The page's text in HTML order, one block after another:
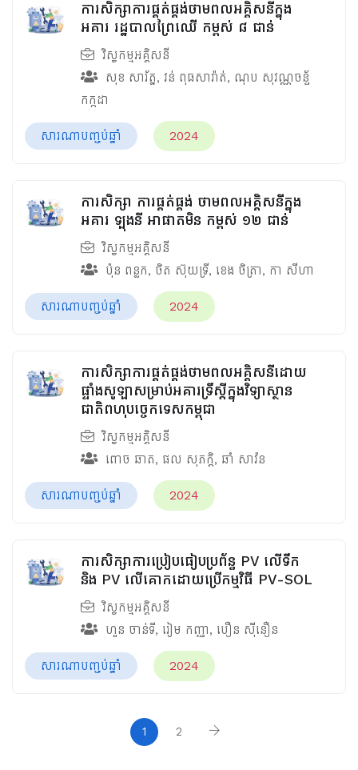
ការសិក្សាការផ្គត់ផ្គង់ថាមពលអគ្គិសនីក្នុង
អគារ រដ្ឋបាលព្រៃឈើ កម្ពស់ ៨ ជាន់
វិស្វកម្មអគ្គិសនី
សុខ សារ័ត្ន, វន់ ពុធសារ៉ាត់, ណុប សុវណ្ណចន្ទ័
កក្កដា
សារណាបញ្ចប់ឆ្នាំ 2024
ការសិក្សា ការផ្គត់ផ្គង់ ថាមពលអគ្គិសនីក្នុង
អគារ ឡុងនី​ អាផាតមិន កម្ពស់ ១២ ជាន់
វិស្វកម្មអគ្គិសនី
ប៉ុន​ ពន្លក, ចិត ស៊ុយទ្រី, ខេង​ ចិត្រា, កា សីហា
សារណាបញ្ចប់ឆ្នាំ 2024
ការសិក្សាការផ្គត់ផ្គង់ថាមពលអគ្គិសនីដោយ
ផ្ទាំងសូឡាសម្រាប់អគារទ្រឹស្តីក្នុងវិទ្យាស្ថាន
ជាតិពហុបច្ចេកទេសកម្ពុជា
វិស្វកម្មអគ្គិសនី
ពោច ឆាត, ផល សុភកិ្ត, ឆាំ សាវ៉ន
សារណាបញ្ចប់ឆ្នាំ 2024
ការសិក្សាការប្រៀបធៀបប្រព័ន្ធ PV លើទឹក
និង PV លើគោកដោយប្រើកម្មវិធី PV-SOL
វិស្វកម្មអគ្គិសនី
ហួន ចាន់ទី, រៀម កញ្ញា, បឿន​ ស៊ីនឿន
សារណាបញ្ចប់ឆ្នាំ 2024
1 2